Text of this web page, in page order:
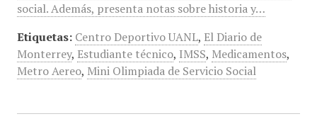
social. Además, presenta notas sobre historia y…
Etiquetas: Centro Deportivo UANL, El Diario de
Monterrey, Estudiante técnico, IMSS, Medicamentos,
Metro Aereo, Mini Olimpiada de Servicio Social